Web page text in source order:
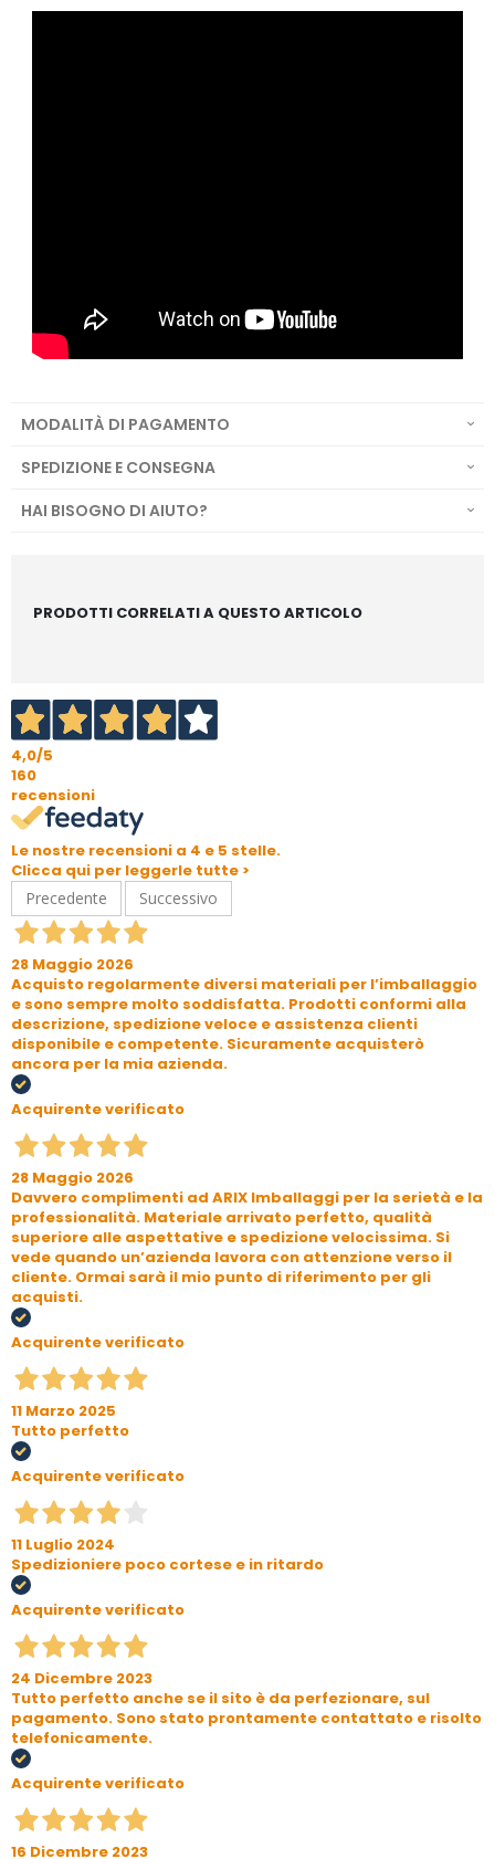
MODALITÀ DI PAGAMENTO
SPEDIZIONE E CONSEGNA
HAI BISOGNO DI AIUTO?
PRODOTTI CORRELATI A QUESTO ARTICOLO
4,0/5
160
recensioni
Le nostre recensioni a 4 e 5 stelle.
Clicca qui per leggerle tutte >
Precedente
Successivo
28 Maggio 2026
Acquisto regolarmente diversi materiali per l’imballaggio
e sono sempre molto soddisfatta. Prodotti conformi alla
descrizione, spedizione veloce e assistenza clienti
disponibile e competente. Sicuramente acquisterò
ancora per la mia azienda.
Acquirente verificato
28 Maggio 2026
Davvero complimenti ad ARIX Imballaggi per la serietà e la
professionalità. Materiale arrivato perfetto, qualità
superiore alle aspettative e spedizione velocissima. Si
vede quando un’azienda lavora con attenzione verso il
cliente. Ormai sarà il mio punto di riferimento per gli
acquisti.
Acquirente verificato
11 Marzo 2025
Tutto perfetto
Acquirente verificato
11 Luglio 2024
Spedizioniere poco cortese e in ritardo
Acquirente verificato
24 Dicembre 2023
Tutto perfetto anche se il sito è da perfezionare, sul
pagamento. Sono stato prontamente contattato e risolto
telefonicamente.
Acquirente verificato
16 Dicembre 2023